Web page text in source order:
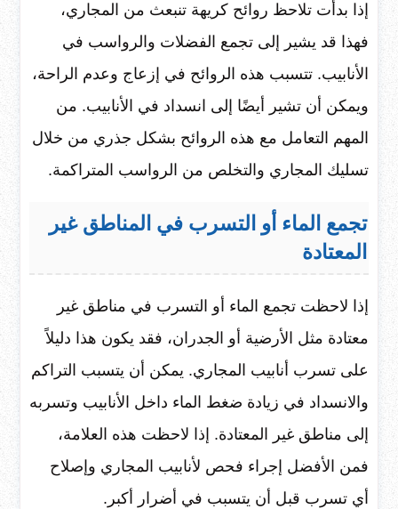
إذا بدأت تلاحظ روائح كريهة تنبعث من المجاري،
فهذا قد يشير إلى تجمع الفضلات والرواسب في
الأنابيب. تتسبب هذه الروائح في إزعاج وعدم الراحة،
ويمكن أن تشير أيضًا إلى انسداد في الأنابيب. من
المهم التعامل مع هذه الروائح بشكل جذري من خلال
تسليك المجاري والتخلص من الرواسب المتراكمة.
تجمع الماء أو التسرب في المناطق غير
المعتادة
إذا لاحظت تجمع الماء أو التسرب في مناطق غير
معتادة مثل الأرضية أو الجدران، فقد يكون هذا دليلاً
على تسرب أنابيب المجاري. يمكن أن يتسبب التراكم
والانسداد في زيادة ضغط الماء داخل الأنابيب وتسربه
إلى مناطق غير المعتادة. إذا لاحظت هذه العلامة،
فمن الأفضل إجراء فحص لأنابيب المجاري وإصلاح
أي تسرب قبل أن يتسبب في أضرار أكبر.